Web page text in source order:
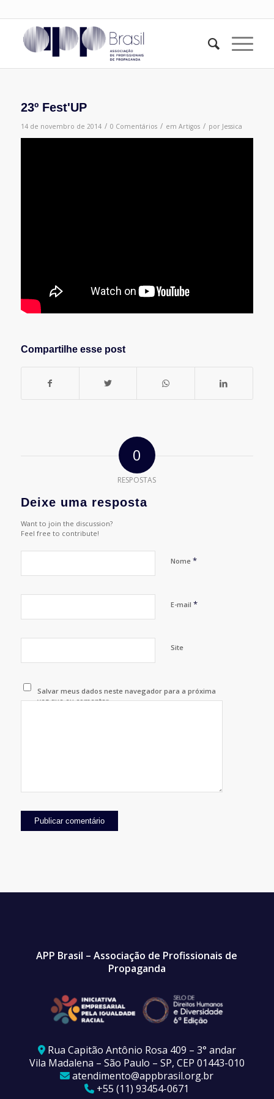
23º Fest'UP
14 de novembro de 2014 / 0 Comentários / em Artigos / por Jessica
Compartilhe esse post
0
RESPOSTAS
Deixe uma resposta
Want to join the discussion?
Feel free to contribute!
Nome *
E-mail *
Site
Salvar meus dados neste navegador para a próxima
vez que eu comentar.
APP Brasil – Associação de Profissionais de
Propaganda
Rua Capitão Antônio Rosa 409 – 3° andar
Vila Madalena – São Paulo – SP, CEP 01443-010
atendimento@appbrasil.org.br
+55 (11) 93454-0671